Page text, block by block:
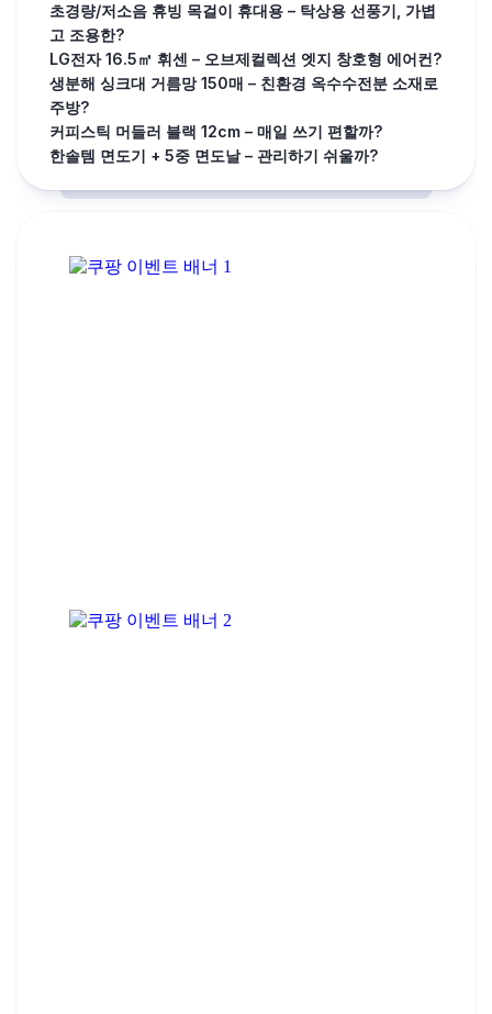
초경량/저소음 휴빙 목걸이 휴대용 – 탁상용 선풍기, 가볍
고 조용한?
LG전자 16.5㎡ 휘센 – 오브제컬렉션 엣지 창호형 에어컨?
생분해 싱크대 거름망 150매 – 친환경 옥수수전분 소재로
주방?
커피스틱 머들러 블랙 12cm – 매일 쓰기 편할까?
한솔템 면도기 + 5중 면도날 – 관리하기 쉬울까?